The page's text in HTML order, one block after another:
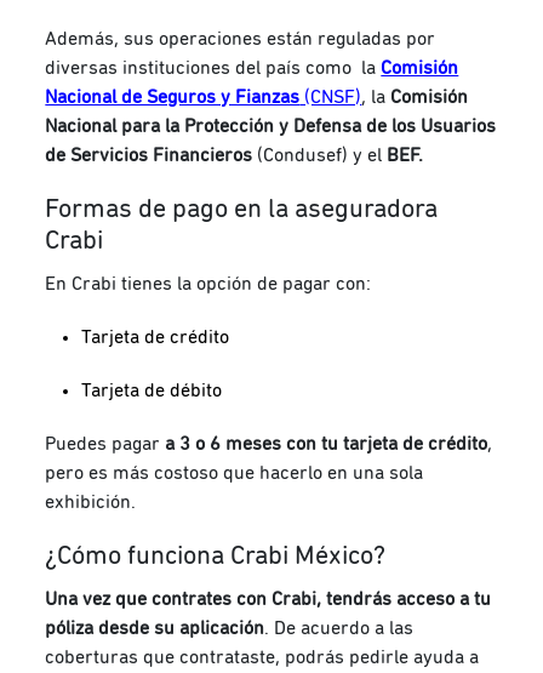
Además, sus operaciones están reguladas por
diversas instituciones del país como la Comisión
Nacional de Seguros y Fianzas (CNSF), la Comisión
Nacional para la Protección y Defensa de los Usuarios
de Servicios Financieros (Condusef) y el BEF.
Formas de pago en la aseguradora
Crabi
En Crabi tienes la opción de pagar con:
Tarjeta de crédito
Tarjeta de débito
Puedes pagar a 3 o 6 meses con tu tarjeta de crédito,
pero es más costoso que hacerlo en una sola
exhibición.
¿Cómo funciona Crabi México?
Una vez que contrates con Crabi, tendrás acceso a tu
póliza desde su aplicación. De acuerdo a las
coberturas que contrataste, podrás pedirle ayuda a